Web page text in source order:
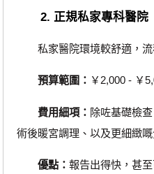
2. 正規私家專科醫院
私家醫院環境較舒適，流
預算範圍： ￥2,000 - ￥
費用細項： 除咗基礎檢
術後暖宮調理、以及更細緻嘅
優點： 報告出得快，甚